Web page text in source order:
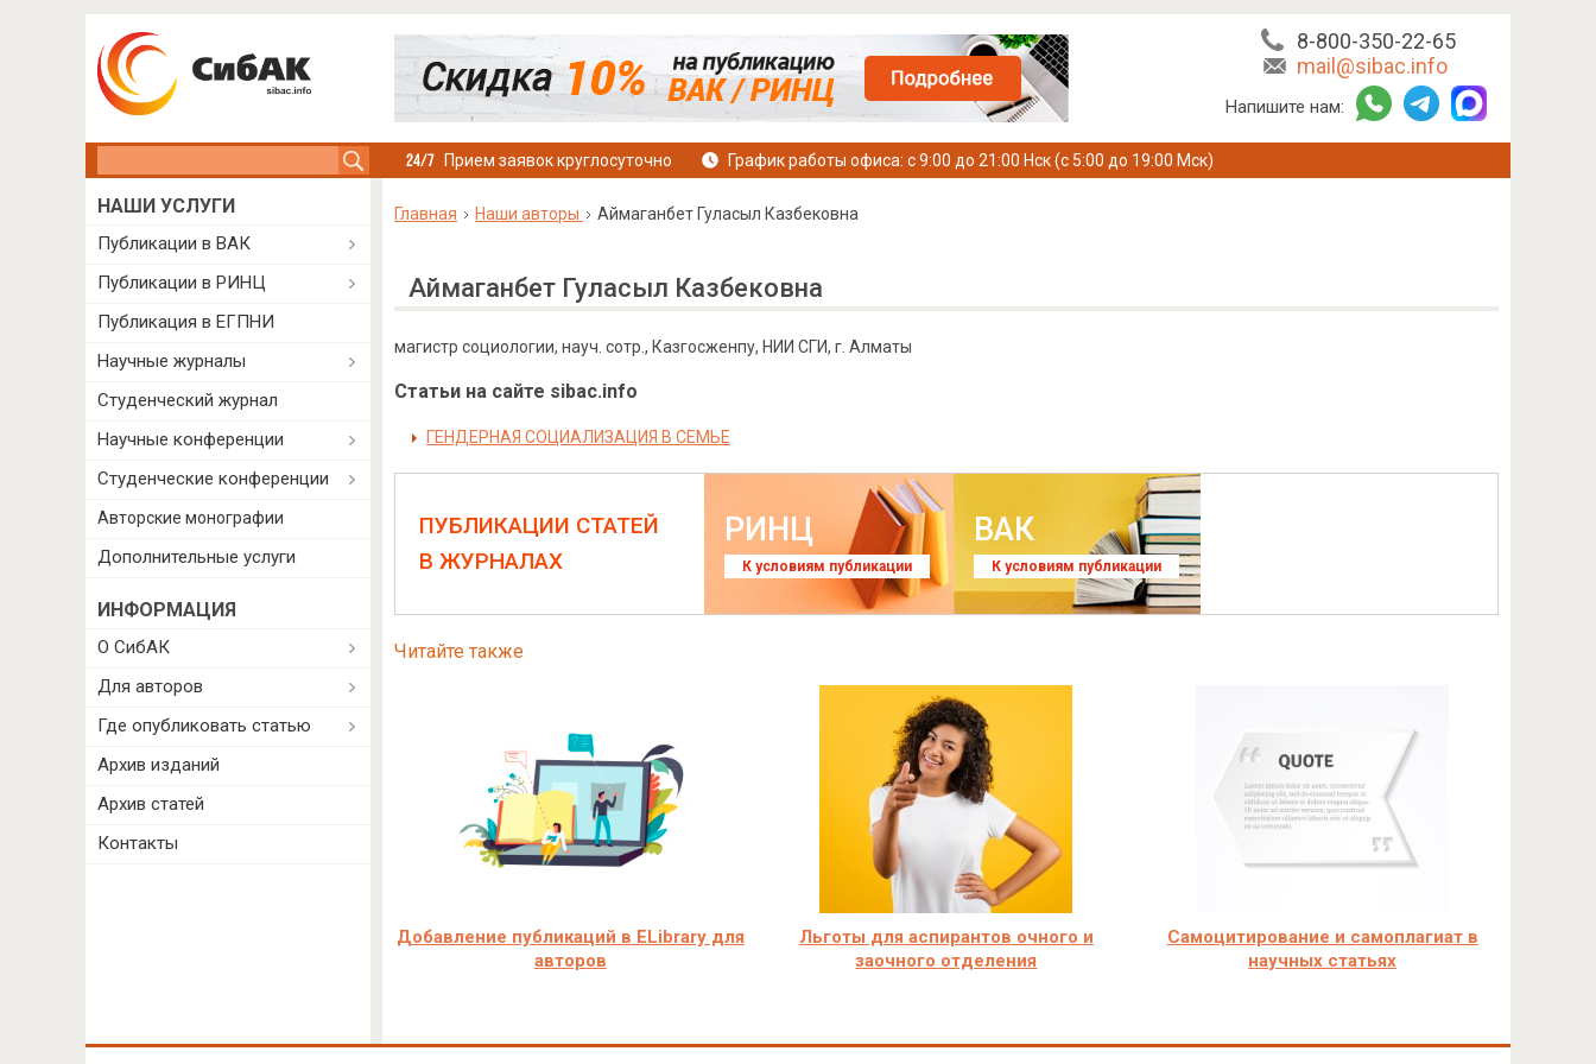
8-800-350-22-65
mail@sibac.info
Напишите нам:
Прием заявок круглосуточно График работы офиса: с 9:00 до 21:00 Нск (с 5:00 до 19:00 Мск)
Главная Наши авторы Аймаганбет Гуласыл Казбековна
Аймаганбет Гуласыл Казбековна
магистр социологии, науч. сотр., Казгосженпу, НИИ СГИ, г. Алматы
Статьи на сайте sibac.info
ГЕНДЕРНАЯ СОЦИАЛИЗАЦИЯ В СЕМЬЕ
ПУБЛИКАЦИИ СТАТЕЙ
В ЖУРНАЛАХ
РИНЦ
К условиям публикации
ВАК
К условиям публикации
Читайте также
Добавление публикаций в ELibrary для
авторов
Льготы для аспирантов очного и
заочного отделения
Самоцитирование и самоплагиат в
научных статьях
НАШИ УСЛУГИ
Публикации в ВАК
Публикации в РИНЦ
Публикация в ЕГПНИ
Научные журналы
Студенческий журнал
Научные конференции
Студенческие конференции
Авторские монографии
Дополнительные услуги
ИНФОРМАЦИЯ
О СибАК
Для авторов
Где опубликовать статью
Архив изданий
Архив статей
Контакты